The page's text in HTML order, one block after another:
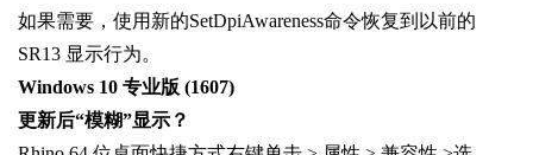
如果需要，使用新的SetDpiAwareness命令恢复到以前的
SR13 显示行为。
Windows 10 专业版 (1607)
更新后“模糊”显示？